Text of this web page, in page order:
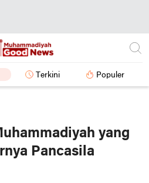
Terkini Populer
yang
Pancasila